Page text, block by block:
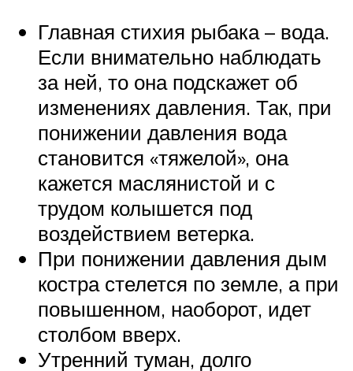
Главная стихия рыбака – вода.
Если внимательно наблюдать
за ней, то она подскажет об
изменениях давления. Так, при
понижении давления вода
становится «тяжелой», она
кажется маслянистой и с
трудом колышется под
воздействием ветерка.
При понижении давления дым
костра стелется по земле, а при
повышенном, наоборот, идет
столбом вверх.
Утренний туман, долго